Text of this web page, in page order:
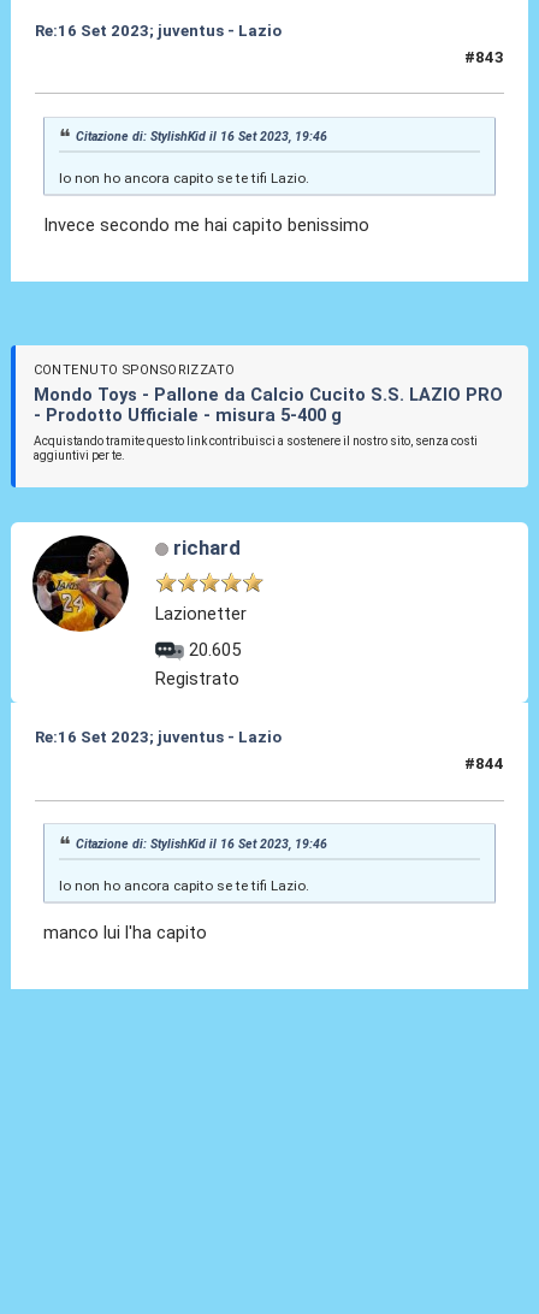
Re:16 Set 2023; juventus - Lazio
#843
Citazione di: StylishKid il 16 Set 2023, 19:46
Io non ho ancora capito se te tifi Lazio.
Invece secondo me hai capito benissimo
CONTENUTO SPONSORIZZATO
Mondo Toys - Pallone da Calcio Cucito S.S. LAZIO PRO
- Prodotto Ufficiale - misura 5-400 g
Acquistando tramite questo link contribuisci a sostenere il nostro sito, senza costi
aggiuntivi per te.
richard
Lazionetter
20.605
Registrato
Re:16 Set 2023; juventus - Lazio
#844
Citazione di: StylishKid il 16 Set 2023, 19:46
Io non ho ancora capito se te tifi Lazio.
manco lui l'ha capito